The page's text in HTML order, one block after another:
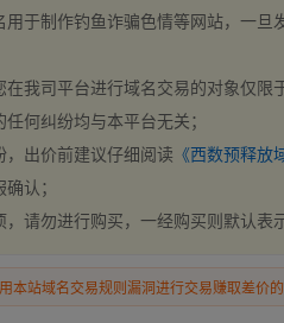
于制作钓鱼诈骗色情等网站，一
我司平台进行域名交易的对象仅限
何纠纷均与本平台无关；
出价前建议仔细阅读 《西数预释放
认；
请勿进行购买，一经购买则默认表
本站域名交易规则漏洞进行交易赚取差价